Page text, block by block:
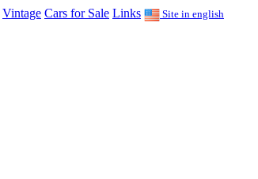
Vintage Cars for Sale Links Site in english